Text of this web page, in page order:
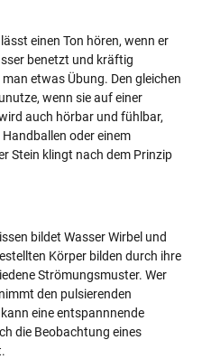
einen Ton hören, wenn er
benetzt und kräftig
etwas Übung. Den gleichen
wenn sie auf einer
auch hörbar und fühlbar,
oder einem
Stein klingt nach dem Prinzip
bildet Wasser Wirbel und
Körper bilden durch ihre
Strömungsmuster. Wer
den pulsierenden
eine entspannnende
die Beobachtung eines